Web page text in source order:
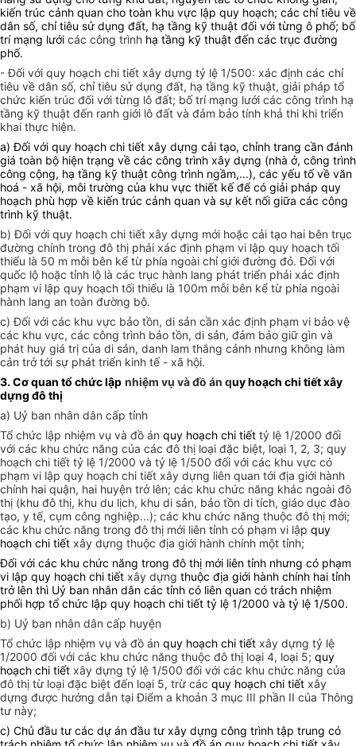
kiến trúc cảnh quan cho toàn khu vực lập quy hoạch; các chỉ tiêu về
dân số, chỉ tiêu sử dụng đất, hạ tầng kỹ thuật đối với từng ô phố; bố
trí mạng lưới các công trình hạ tầng kỹ thuật đến các trục đường
phố.
- Đối với quy hoạch chi tiết xây dựng tỷ lệ 1/500: xác định các chỉ
tiêu về dân số, chỉ tiêu sử dụng đất, hạ tầng kỹ thuật, giải pháp tổ
chức kiến trúc đối với từng lô đất; bố trí mạng lưới các công trình hạ
tầng kỹ thuật đến ranh giới lô đất và đảm bảo tính khả thi khi triển
khai thực hiện.
a) Đối với quy hoạch chi tiết xây dựng cải tạo, chỉnh trang cần đánh
giá toàn bộ hiện trạng về các công trình xây dựng (nhà ở, công trình
công cộng, hạ tầng kỹ thuật công trình ngầm,...), các yếu tố về văn
hoá - xã hội, môi trường của khu vực thiết kế để có giải pháp quy
hoạch phù hợp về kiến trúc cảnh quan và sự kết nối giữa các công
trình kỹ thuật.
b) Đối với quy hoạch chi tiết xây dựng mới hoặc cải tạo hai bên trục
đường chính trong đô thị phải xác định phạm vi lập quy hoạch tối
thiểu là 50 m mỗi bên kể từ phía ngoài chỉ giới đường đỏ. Đối với
quốc lộ hoặc tỉnh lộ là các trục hành lang phát triển phải xác định
phạm vi lập quy hoạch tối thiểu là 100m mỗi bên kể từ phía ngoài
hành lang an toàn đường bộ.
c) Đối với các khu vực bảo tồn, di sản cần xác định phạm vi bảo vệ
các khu vực, các công trình bảo tồn, di sản, đảm bảo giữ gìn và
phát huy giá trị của di sản, danh lam thắng cảnh nhưng không làm
cản trở tới sự phát triển kinh tế - xã hội.
3. Cơ quan tổ chức lập nhiệm vụ và đồ án quy hoạch chi tiết xây
dựng đô thị
a) Uỷ ban nhân dân cấp tỉnh
Tổ chức lập nhiệm vụ và đồ án quy hoạch chi tiết tỷ lệ 1/2000 đối
với các khu chức năng của các đô thị loại đặc biệt, loại 1, 2, 3; quy
hoạch chi tiết tỷ lệ 1/2000 và tỷ lệ 1/500 đối với các khu vực có
phạm vi lập quy hoạch chi tiết xây dựng liên quan tới địa giới hành
chính hai quận, hai huyện trở lên; các khu chức năng khác ngoài đô
thị (khu đô thị, khu du lịch, khu di sản, bảo tồn di tích, giáo dục đào
tạo, y tế, cụm công nghiệp...); các khu chức năng thuộc đô thị mới;
các khu chức năng trong đô thị mới liên tỉnh có phạm vi lập quy
hoạch chi tiết xây dựng thuộc địa giới hành chính một tỉnh;
Đối với các khu chức năng trong đô thị mới liên tỉnh nhưng có phạm
vi lập quy hoạch chi tiết xây dựng thuộc địa giới hành chính hai tỉnh
trở lên thì Uỷ ban nhân dân các tỉnh có liên quan có trách nhiệm
phối hợp tổ chức lập quy hoạch chi tiết tỷ lệ 1/2000 và tỷ lệ 1/500.
b) Uỷ ban nhân dân cấp huyện
Tổ chức lập nhiệm vụ và đồ án quy hoạch chi tiết xây dựng tỷ lệ
1/2000 đối với các khu chức năng thuộc đô thị loại 4, loại 5; quy
hoạch chi tiết xây dựng tỷ lệ 1/500 đối với các khu chức năng của
đô thị từ loại đặc biệt đến loại 5, trừ các quy hoạch chi tiết xây
dựng được hướng dẫn tại Điểm a khoản 3 mục III phần II của Thông
tư này;
c) Chủ đầu tư các dự án đầu tư xây dựng công trình tập trung có